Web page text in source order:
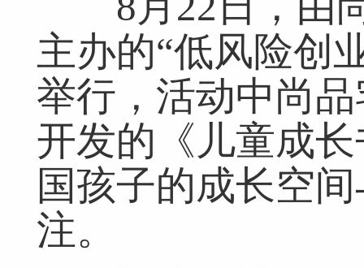
主办的“低风险创
举行，活动中尚
开发的《儿童成
国孩子的成长空
注。